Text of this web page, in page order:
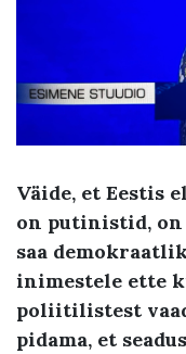
Väide, et Eestis
on putinistid, on
saa
inimestele ette
poliitilistest
pidama, et